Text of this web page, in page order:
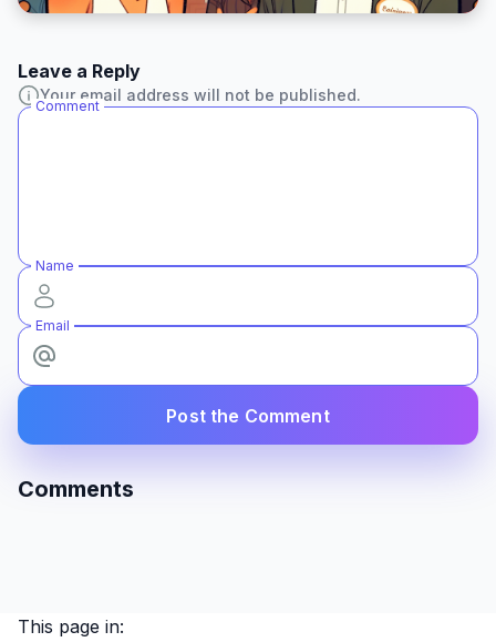
Leave a Reply
Your email address will not be published.
Comment
Name
Email
Post the Comment
Comments
This page in: